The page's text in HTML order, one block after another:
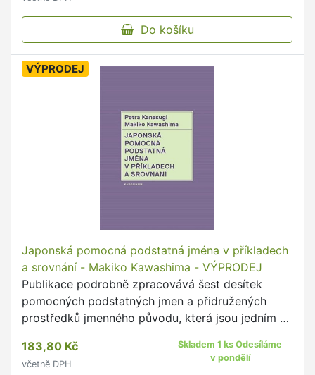
Do košíku
VÝPRODEJ
Japonská pomocná podstatná jména v příkladech
a srovnání - Makiko Kawashima - VÝPRODEJ
Publikace podrobně zpracovává šest desítek
pomocných podstatných jmen a přidružených
prostředků jmenného původu, která jsou jedním ze
183,80 Kč
včetně DPH
Skladem 1 ks Odesíláme
v pondělí